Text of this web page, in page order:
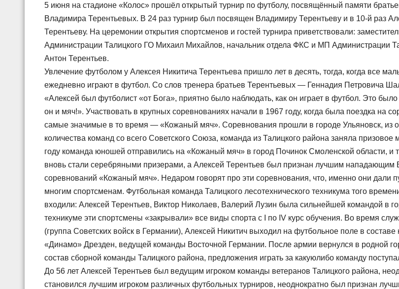
5 июня на стадионе «Колос» прошёл открытый турнир по футболу, посвящённый памяти
Владимира Терентьевых. В 24 раз турнир был посвящен Владимиру Терентьеву и в 10-й раз
Терентьеву. На церемонии открытия спортсменов и гостей турнира приветствовали:
Администрации Талицкого ГО Михаил Михайлов, начальник отдела ФКС и МП Администрации
Антон Терентьев.
Увлечение футболом у Алексея Никитича Терентьева пришло лет в десять, тогда, когда все
ежедневно играют в футбол. Со слов тренера братьев Терентьевых — Геннадия Петровича
«Алексей был футболист «от Бога», приятно было наблюдать, как он играет в футбол. Это
он и мяч!». Участвовать в крупных соревнованиях начали в 1967 году, когда была поездка на
самые значимые в то время — «Кожаный мяч». Соревнования прошли в городе Ульяновск, из
количества команд со всего Советского Союза, команда из Талицкого района заняла призовое
году команда юношей отправились на «Кожаный мяч» в город Починок Смоленской области, и
вновь стали серебряными призерами, а Алексей Терентьев был признан лучшим нападающим
соревнований «Кожаный мяч». Недаром говорят про эти соревнования, что, именно они дали
многим спортсменам. Футбольная команда Талицкого лесотехнического техникума того
входили: Алексей Терентьев, Виктор Николаев, Валерий Лузин была сильнейшей командой в
техникуме эти спортсмены «закрывали» все виды спорта с I по IV курс обучения. Во время
(группа Советских войск в Германии), Алексей Никитич выходил на футбольное поле в
«Динамо» Дрезден, ведущей команды Восточной Германии. После армии вернулся в родной
состав сборной команды Талицкого района, предложения играть за какуюлибо команду
До 56 лет Алексей Терентьев был ведущим игроком команды ветеранов Талицкого района,
становился лучшим игроком различных футбольных турниров, неоднократно был признан